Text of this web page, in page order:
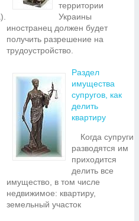
территории
Украины
иностранец должен будет
получить разрешение на
трудоустройство.
Раздел
имущества
супругов, как
делить
квартиру
Когда супруги
разводятся им
приходится
делить все
имущество, в том числе
недвижимое: квартиру,
земельный участок